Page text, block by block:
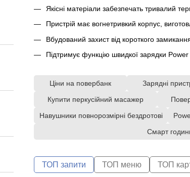
Якісні матеріали забезпечать тривалий
Пристрій має вогнетривкий корпус,
Вбудований захист від короткого
Підтримує функцію швидкої зарядки
Ціни на повербанк Зарядні
Купити перкусійний масажер
Навушники повнорозмірні бездротові
Смарт
ТОП запити ТОП меню ТОП